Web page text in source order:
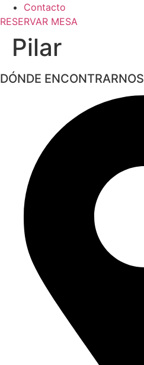
Contacto
RESERVAR MESA
Pilar
DÓNDE ENCONTRARNOS